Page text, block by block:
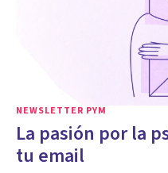
NEWSLETTER PYM
La pasión por la
tu email